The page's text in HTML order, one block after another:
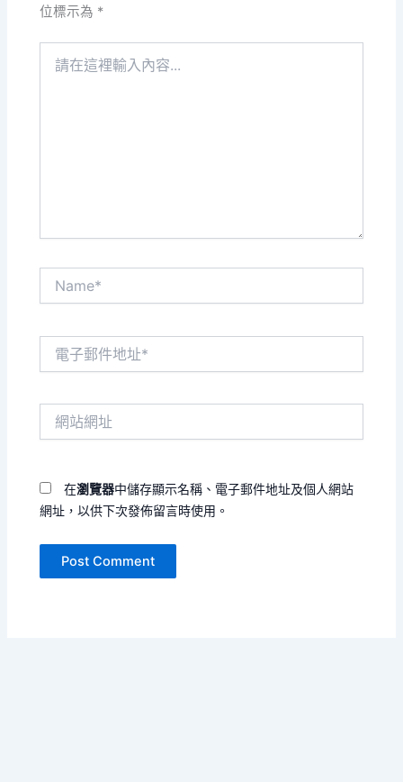
位標示為 *
在瀏覽器中儲存顯示名稱、電子郵件地址及個人網站
網址，以供下次發佈留言時使用。